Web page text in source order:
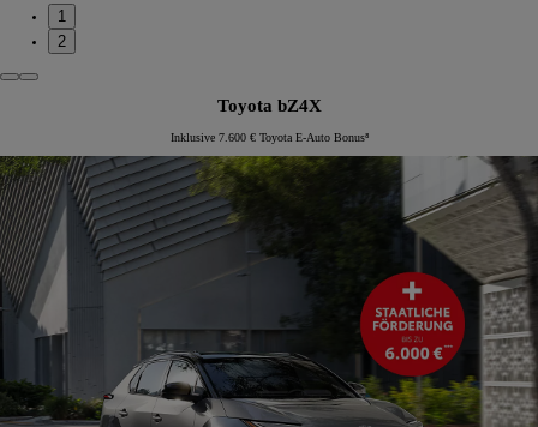
1
2
Toyota bZ4X
Inklusive 7.600 € Toyota E-Auto Bonus⁸